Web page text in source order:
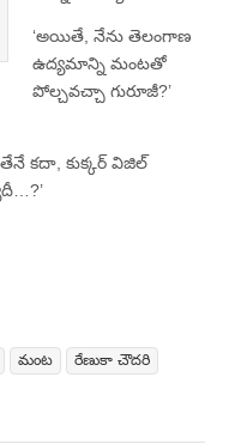
‘అయితే, నేను తెలంగాణ
ఉద్యమాన్ని మంటతో
పోల్చవచ్చా గురూజీ?’
కదా, కుక్కర్ విజిల్
మంట
రేణుకా చౌదరి